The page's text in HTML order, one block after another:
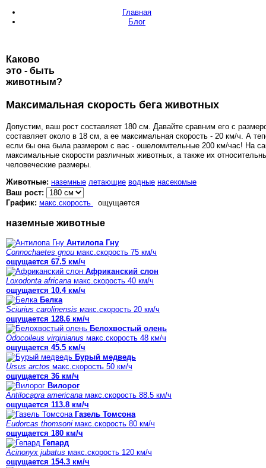
Главная
Блог
Каково
это - быть
животным?
Максимальная скорость бега животных
Допустим, ваш рост составляет 180 см. Давайте сравним его с
составляет около в 18 см, а ее максимальная скорость - 20 км/ч. А
если бы она была размером с вас - ошеломительные 200 км/час! На
максимальные скорости различных животных, а также их
человеческие размеры.
Животные: наземные летающие водные насекомые
Ваш рост:
График: макс.скорость ощущается
наземные животные
Антилопа Гну
Connochaetes gnou макс.скорость 75 км/ч
ощущается 67.5 км/ч
Африканский слон
Loxodonta africana макс.скорость 40 км/ч
ощущается 10.4 км/ч
Белка
Sciurius carolinensis макс.скорость 20 км/ч
ощущается 128.6 км/ч
Белохвостый олень
Odocoileus virginianus макс.скорость 48 км/ч
ощущается 45.5 км/ч
Бурый медведь
Ursus arctos макс.скорость 50 км/ч
ощущается 36 км/ч
Вилорог
Antilocapra americana макс.скорость 88.5 км/ч
ощущается 113.8 км/ч
Газель Томсона
Eudorcas thomsoni макс.скорость 80 км/ч
ощущается 180 км/ч
Гепард
Acinonyx jubatus макс.скорость 120 км/ч
ощущается 154.3 км/ч